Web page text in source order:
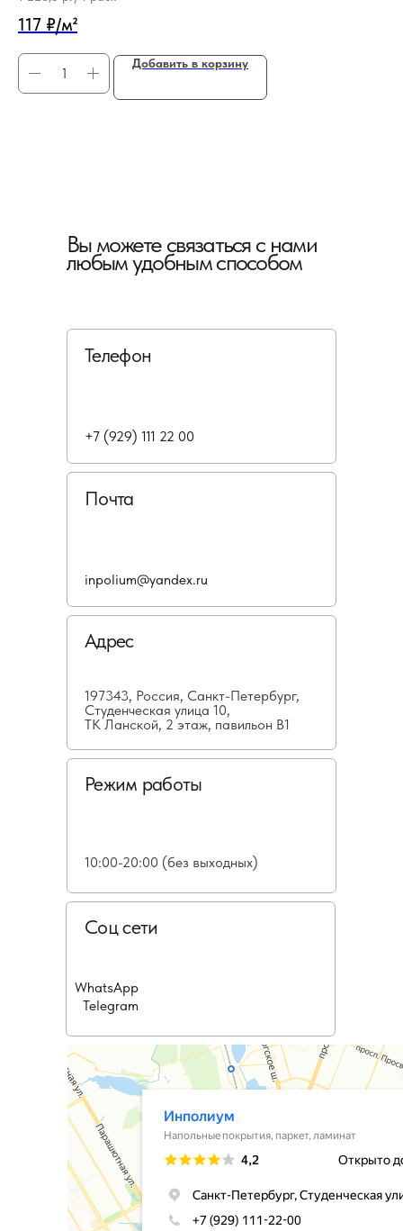
117 ₽/м²
Добавить в корзину
Вы можете связаться с нами
любым удобным способом
Телефон
Почта
Адрес
197343, Россия, Санкт-Петербург,
Студенческая улица 10,
ТК Ланской, 2 этаж, павильон В1
Режим работы
10:00-20:00 (без выходных)
Соц сети
+7 (929) 111 22 00
inpolium@yandex.ru
WhatsApp
Telegram